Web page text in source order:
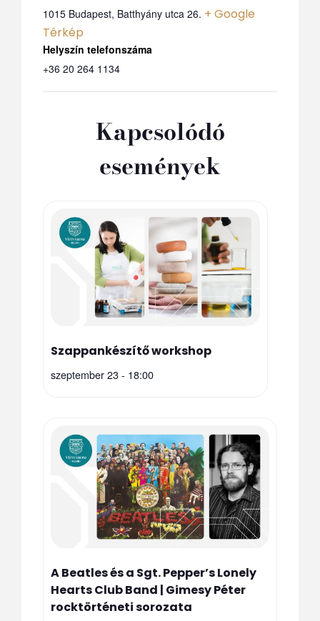
1015 Budapest, Batthyány utca 26. + Google
Térkép
+36 20 264 1134
Kapcsolódó
események
Szappankészítő workshop
szeptember 23 - 18:00
A Beatles és a Sgt. Pepper’s Lonely
Hearts Club Band | Gimesy Péter
rocktörténeti sorozata